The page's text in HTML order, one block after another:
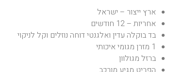
ארץ ייצור – ישראל
אחריות – 12 חודשים
בד בוקלה עדין ואלגנטי דוחה נוזלים וקל לניקוי
1 מזרן מגומי איכותי
ברזל מגולוון